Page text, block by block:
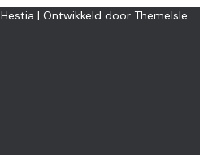
Hestia | Ontwikkeld door ThemeIsle